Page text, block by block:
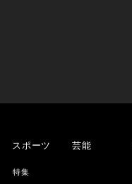
スポーツ
特集
芸能